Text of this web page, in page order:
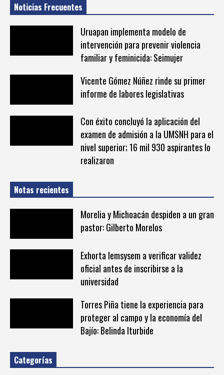
Noticias Frecuentes
Uruapan implementa modelo de
intervención para prevenir violencia
familiar y feminicida: Seimujer
Vicente Gómez Núñez rinde su primer
informe de labores legislativas
Con éxito concluyó la aplicación del
examen de admisión a la UMSNH para el
nivel superior; 16 mil 930 aspirantes lo
realizaron
Notas recientes
Morelia y Michoacán despiden a un gran
pastor: Gilberto Morelos
Exhorta Iemsysem a verificar validez
oficial antes de inscribirse a la
universidad
Torres Piña tiene la experiencia para
proteger al campo y la economía del
Bajío: Belinda Iturbide
Categorías